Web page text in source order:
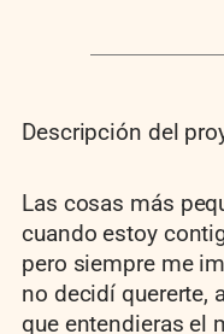
Descripción del
Las cosas más
cuando estoy
pero siempre me
no decidí quererte,
que entendieras el